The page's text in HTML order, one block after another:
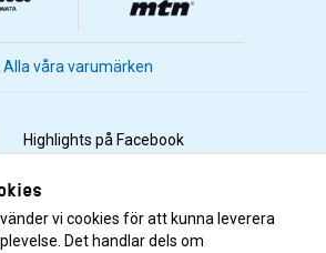
Alla våra varumärken
Highlights på Facebook
Highlights på Instagram
Highlights på Youtube
vi cookies för att kunna leverera
Det handlar dels om